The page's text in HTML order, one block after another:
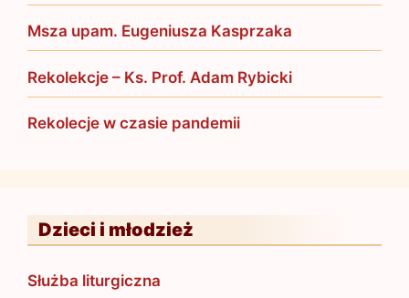
Msza upam. Eugeniusza Kasprzaka
Rekolekcje – Ks. Prof. Adam Rybicki
Rekolecje w czasie pandemii
Dzieci i młodzież
Służba liturgiczna